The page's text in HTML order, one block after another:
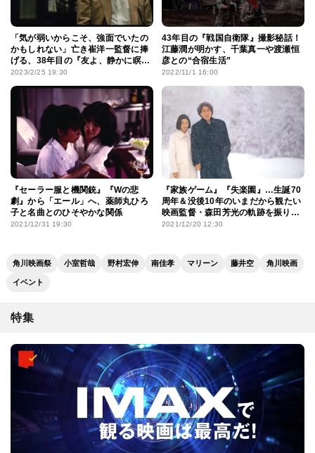
「気が弱いからこそ、強面でいたの
かもしれない」亡き崔洋一監督に捧
げる、38年目の『友よ、静かに瞑
れ』秘話
2023/2/25 19:30
43年目の『戦国自衛隊』撮影秘話！
江藤潤が明かす、千葉真一や渡瀬恒
彦との“合宿生活”
2022/11/1 16:00
『セーラー服と機関銃』『Wの悲
劇』から「エール」へ、薬師丸ひろ
子と名曲とのひそやかな関係
2021/12/31 19:30
『家族ゲーム』『失楽園』…生誕70
周年＆没後10年のいまだから観たい
映画監督・森田芳光の軌跡を振り返
る
2021/12/20 12:30
角川映画祭 小室哲哉 野村宏伸 南佳孝 マリーン 藤井空 角川映画
イベント
特集